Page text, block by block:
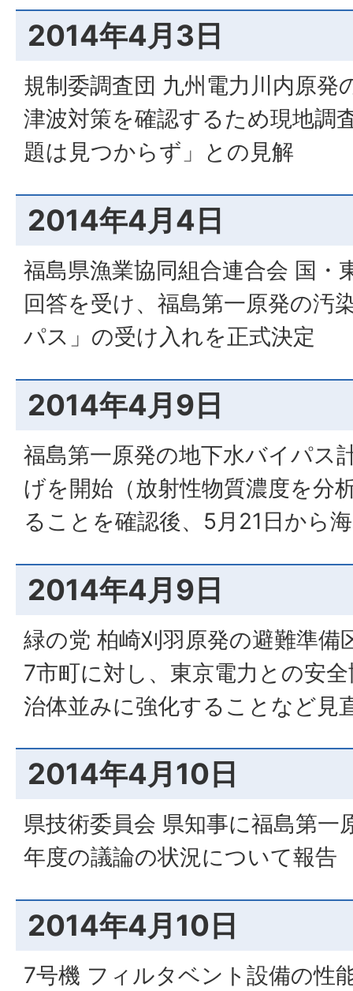
2014年4月3日
規制委調査団 九州電力川内原発
津波対策を確認するため現地調
題は見つからず」との見解
2014年4月4日
福島県漁業協同組合連合会 国・
回答を受け、福島第一原発の汚
パス」の受け入れを正式決定
2014年4月9日
福島第一原発の地下水バイパス
げを開始（放射性物質濃度を分
ることを確認後、5月21日から
2014年4月9日
緑の党 柏崎刈羽原発の避難準備
7市町に対し、東京電力との安
治体並みに強化することなど見
2014年4月10日
県技術委員会 県知事に福島第一
年度の議論の状況について報告
2014年4月10日
7号機 フィルタベント設備の性